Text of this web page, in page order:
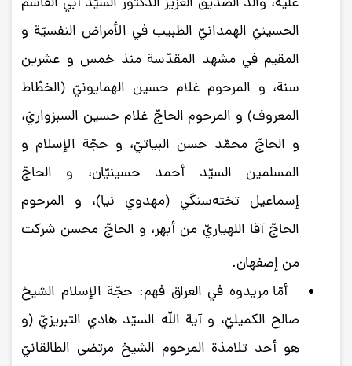
الحسينيّ الهمدانيّ الطبيب في الأمراض النفسيّة و
المقيم في مشهد المقدّسة منذ خمس و عشرين
سنة، و المرحوم غلام حسين الهمايونيّ (الخطّاط
المعروف) و المرحوم الحاجّ غلام حسين السبزواريّ،
و الحاجّ محمّد حسن البياتيّ، و حجّة الإسلام و
المسلمين السيّد أحمد حسينيّان، و الحاجّ
إسماعيل تخته‌سنگي (مهدوي نيا)، و المرحوم
الحاجّ آقا اللهياريّ من أبهر، و الحاجّ محسن شركت
من إصفهان.
أمّا مريدوه في العراق فهم: حجّة الإسلام الشيخ
صالح الكميليّ، و آية الله السيّد هادي التبريزيّ (و
هو أحد تلامذة المرحوم الشيخ مرتضى الطالقانيّ